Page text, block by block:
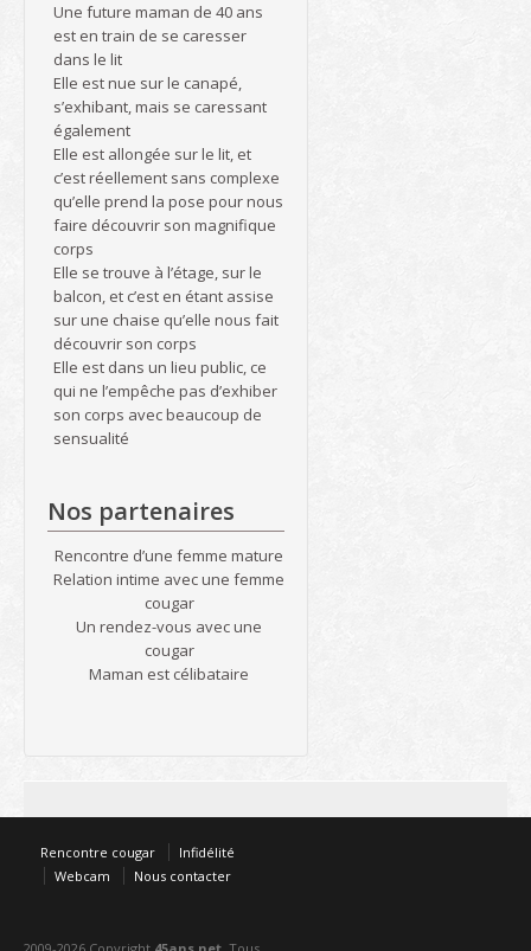
Une future maman de 40 ans
est en train de se caresser
dans le lit
Elle est nue sur le canapé,
s’exhibant, mais se caressant
également
Elle est allongée sur le lit, et
c’est réellement sans complexe
qu’elle prend la pose pour nous
faire découvrir son magnifique
corps
Elle se trouve à l’étage, sur le
balcon, et c’est en étant assise
sur une chaise qu’elle nous fait
découvrir son corps
Elle est dans un lieu public, ce
qui ne l’empêche pas d’exhiber
son corps avec beaucoup de
sensualité
Nos partenaires
Rencontre d’une femme mature
Relation intime avec une femme
cougar
Un rendez-vous avec une
cougar
Maman est célibataire
Rencontre cougar
Infidélité
Webcam
Nous contacter